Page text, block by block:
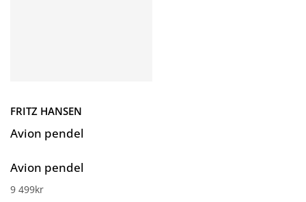
FRITZ HANSEN
Avion pendel
Avion pendel
9 499kr